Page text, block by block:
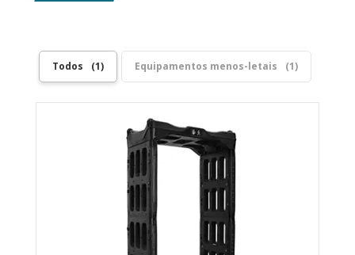
Todos 1 Equipamentos menos-letais 1